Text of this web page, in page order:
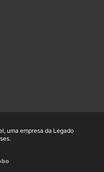
uma empresa da Legado